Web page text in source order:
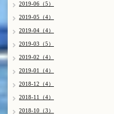
2019-06（5）
2019-05（4）
2019-04（4）
2019-03（5）
2019-02（4）
2019-01（4）
2018-12（4）
2018-11（4）
2018-10（3）